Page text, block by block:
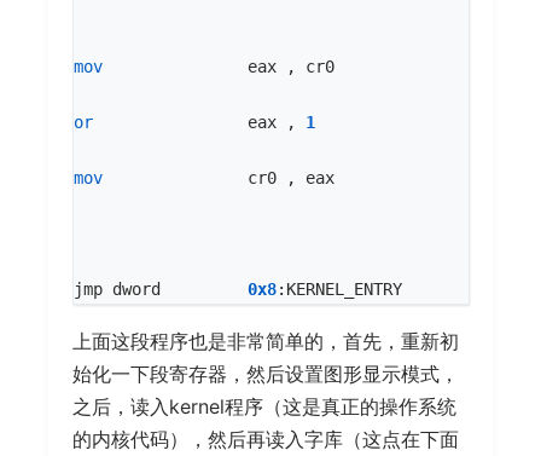
mov eax , cr0
or eax , 1
mov cr0 , eax
jmp dword 0x8: KERNEL_ENTRY
上面这段程序也是非常简单的，首先，重新初
始化一下段寄存器，然后设置图形显示模式，
之后，读入kernel程序（这是真正的操作系统
的内核代码），然后再读入字库（这点在下面